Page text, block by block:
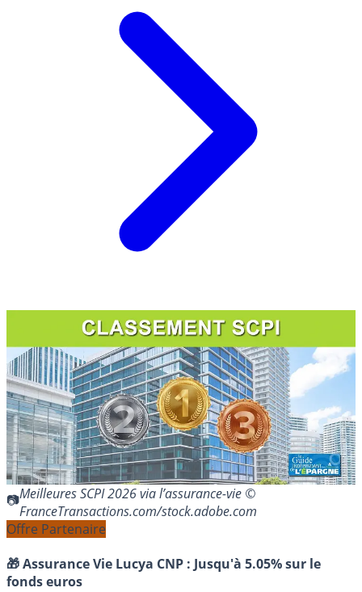
Meilleures SCPI 2026 via l’assurance-vie ©
FranceTransactions.com/stock.adobe.com
Offre Partenaire
🎁 Assurance Vie Lucya CNP : Jusqu'à 5.05% sur le
fonds euros